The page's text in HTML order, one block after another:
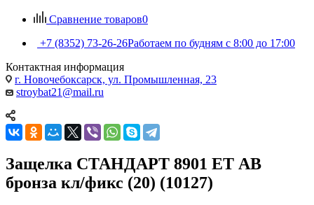
Сравнение товаров0
+7 (8352) 73-26-26Работаем по будням с 8:00 до 17:00
Контактная информация
г. Новочебоксарск, ул. Промышленная, 23
stroybat21@mail.ru
Защелка СТАНДАРТ 8901 ЕТ АВ
бронза кл/фикс (20) (10127)